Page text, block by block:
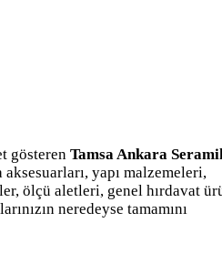
gösteren Tamsa Ankara
yapı malzemeleri,
ölçü aletleri, genel hırdavat
neredeyse tamamını